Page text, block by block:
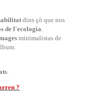
dins çò que nos
de l'ecologia.
minimalistas de
.
?